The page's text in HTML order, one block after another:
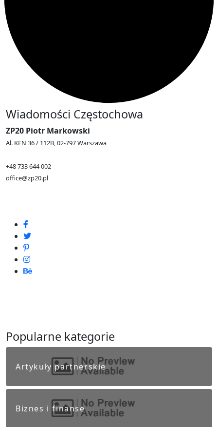
Wiadomości Częstochowa
ZP20 Piotr Markowski
Al. KEN 36 / 112B, 02-797 Warszawa
+48 733 644 002
office@zp20.pl
Popularne kategorie
Artykuły partnerskie
Biznes i finanse